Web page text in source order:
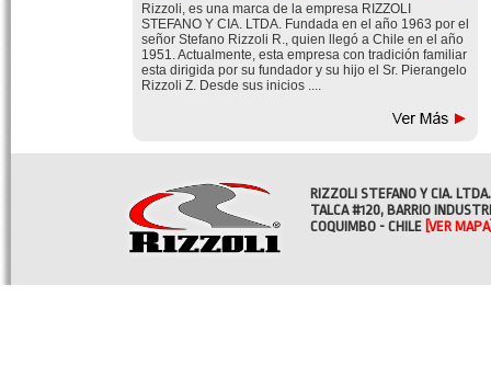
Rizzoli, es una marca de la empresa RIZZOLI
STEFANO Y CIA. LTDA. Fundada en el año 1963 por el
señor Stefano Rizzoli R., quien llegó a Chile en el año
1951. Actualmente, esta empresa con tradición familiar
esta dirigida por su fundador y su hijo el Sr. Pierangelo
Rizzoli Z. Desde sus inicios ....
RIZZOLI STEFANO Y CIA. LTDA.
TALCA #120, BARRIO
COQUIMBO - CHILE [VER